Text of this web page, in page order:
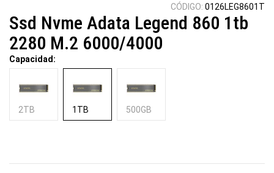
CÓDIGO: 0126LEG8601T
Ssd Nvme Adata Legend 860 1tb
2280 M.2 6000/4000
Capacidad:
2TB 1TB 500GB